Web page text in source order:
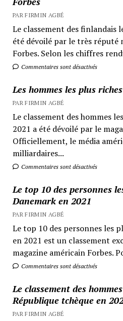
PAR FIRMIN AGBÉ
Le classement des finlandais
été dévoilé par le très réputé
Forbes. Selon les chiffres
Commentaires sont désactivés
Les hommes les plus
PAR FIRMIN AGBÉ
Le classement des hommes
2021 a été dévoilé par le
Officiellement, le média
milliardaires...
Commentaires sont désactivés
Le top 10 des personnes
Danemark en 2021
PAR FIRMIN AGBÉ
Le top 10 des personnes les
en 2021 est un classement
magazine américain Forbes.
Commentaires sont désactivés
Le classement des
République tchèque en
PAR FIRMIN AGBÉ